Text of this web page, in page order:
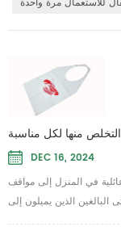
للاستعمال مرة واحدة
منها لكل مناسبة
DEC 16, 2024
في المنزل إلى مواقف
البالغين الذين يميلون إلى
التي تستخدم لمرة واحدة